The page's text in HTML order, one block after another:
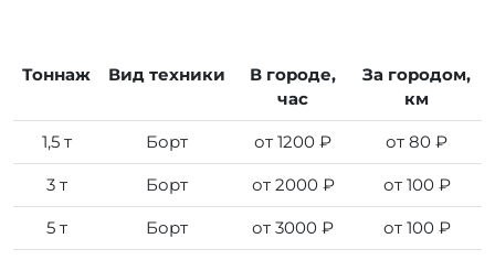
Тоннаж Вид техники
В городе,
час
За городом,
км
1,5 т Борт от 1200 ₽ от 80 ₽
3 т Борт от 2000 ₽ от 100 ₽
5 т Борт от 3000 ₽ от 100 ₽